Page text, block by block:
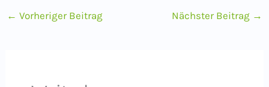
← Vorheriger Beitrag Nächster Beitrag →